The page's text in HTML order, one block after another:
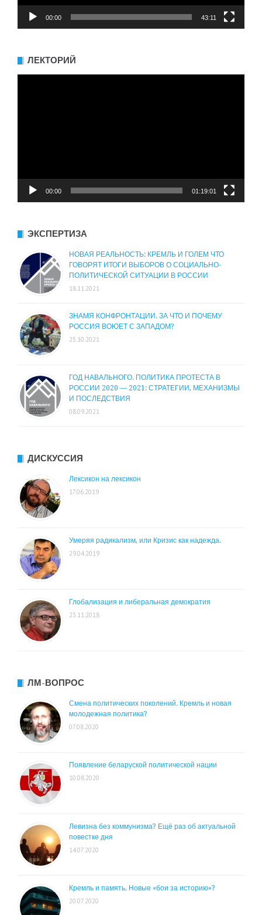
00:00 43:11
ЛЕКТОРИЙ
00:00 01:19:01
ЭКСПЕРТИЗА
НОВАЯ РЕАЛЬНОСТЬ: КРЕМЛЬ И ГОЛЕМ ЧТО
ГОВОРЯТ ИТОГИ ВЫБОРОВ О СОЦИАЛЬНО-
ПОЛИТИЧЕСКОЙ СИТУАЦИИ В РОССИИ
18.11.2021
ЗНАМЯ КОНФРОНТАЦИИ. ЗА ЧТО И ПОЧЕМУ
РОССИЯ ВОЮЕТ С ЗАПАДОМ?
25.10.2021
ГОД НАВАЛЬНОГО. ПОЛИТИКА ПРОТЕСТА В
РОССИИ 2020 — 2021: СТРАТЕГИИ, МЕХАНИЗМЫ
И ПОСЛЕДСТВИЯ
08.09.2021
ДИСКУССИЯ
Лексикон на лексикон
17.06.2019
Умеряя радикализм, или Кризис как надежда.
29.04.2019
Глобализация и либеральная демократия
23.11.2018
ЛМ-ВОПРОС
Смена политических поколений. Кремль и новая
молодежная политика?
07.08.2020
Появление беларуской политической нации
10.08.2020
Левизна без коммунизма? Ещё раз об актуальной
повестке дня
14.07.2020
Кремль и память. Новые «бои за историю»?
20.07.2020